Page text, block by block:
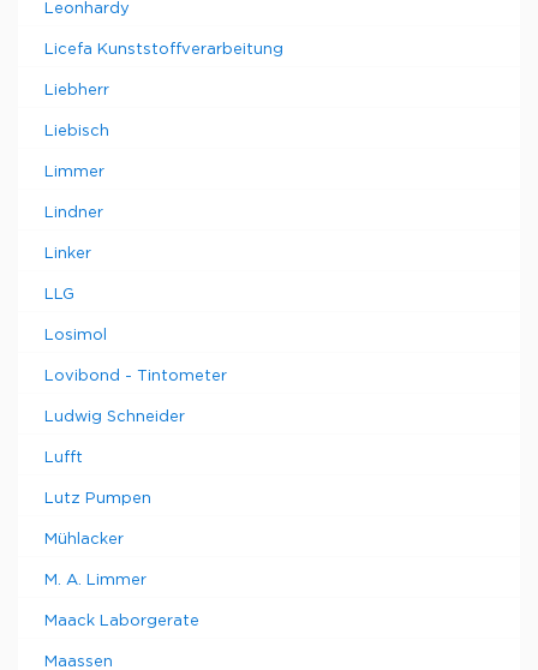
Leonhardy
Licefa Kunststoffverarbeitung
Liebherr
Liebisch
Limmer
Lindner
Linker
LLG
Losimol
Lovibond - Tintometer
Ludwig Schneider
Lufft
Lutz Pumpen
Mühlacker
M. A. Limmer
Maack Laborgerate
Maassen